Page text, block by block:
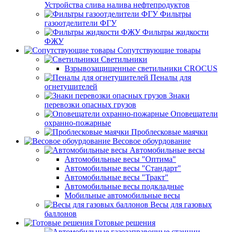
Устройства слива налива нефтепродуктов
Фильтры
газоотделители ФГУ
Фильтры жидкости
ФЖУ
Сопутствующие товары
Светильники
Взрывозащищенные светильники CROCUS
Пеналы для
огнетушителей
Знаки
перевозки опасных грузов
Оповещатели
охранно-пожарные
Проблесковые маячки
Весовое обоурдование
Автомобильные весы
Автомобильные весы "Оптима"
Автомобильные весы "Стандарт"
Автомобильные весы "Тракт"
Автомобильные весы подкладные
Мобильные автомобильные весы
Весы для газовых
баллонов
Готовые решения